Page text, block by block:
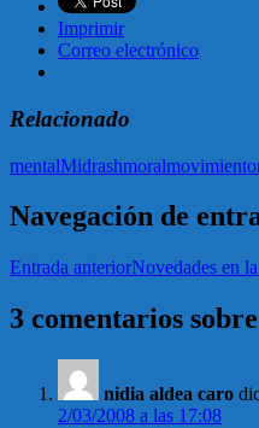
Imprimir
Correo electrónico
Relacionado
mentalMidrashmoralmovimiento
Navegación de
Entrada anteriorNovedades en
3 comentarios
nidia aldea caro
2/03/2008 a las 17:08